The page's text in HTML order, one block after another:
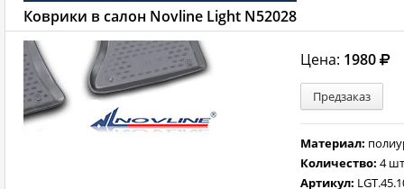
Коврики в салон Novline Light N52028
Цена: 1980
Предзаказ
Материал:
Количество:4
Артикул: